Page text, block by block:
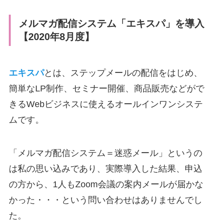
メルマガ配信システム「エキスパ」を導入
【2020年8月度】
エキスパとは、ステップメールの配信をはじめ、
簡単なLP制作、セミナー開催、商品販売などがで
きるWebビジネスに使えるオールインワンシステ
ムです。
「メルマガ配信システム＝迷惑メール」というの
は私の思い込みであり、実際導入した結果、申込
の方から、1人もZoom会議の案内メールが届かな
かった・・・という問い合わせはありませんでし
た。